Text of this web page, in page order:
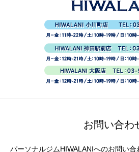
お問い合わ
パーソナルジムHIWALANIへのお問い